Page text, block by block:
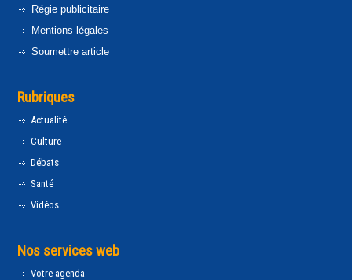
Régie publicitaire
Mentions légales
Soumettre article
Rubriques
Actualité
Culture
Débats
Santé
Vidéos
Nos services web
Votre agenda